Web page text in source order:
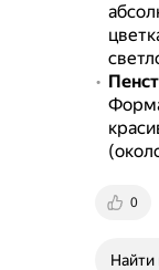
0
Найти